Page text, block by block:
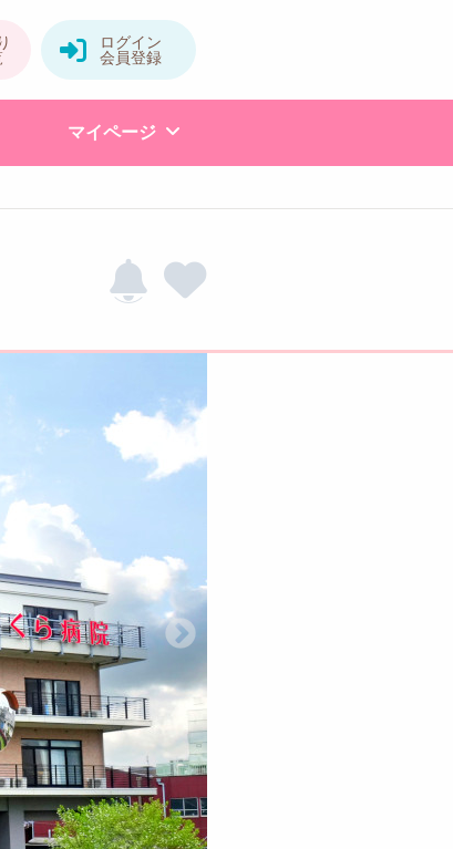
マイページ